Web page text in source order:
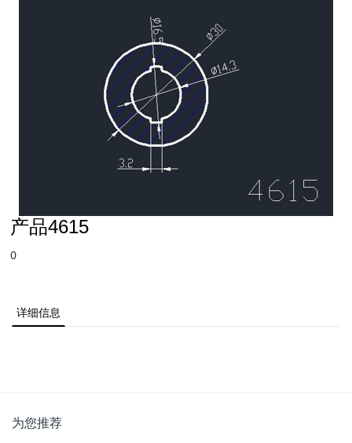
产品4615
0
详细信息
为您推荐